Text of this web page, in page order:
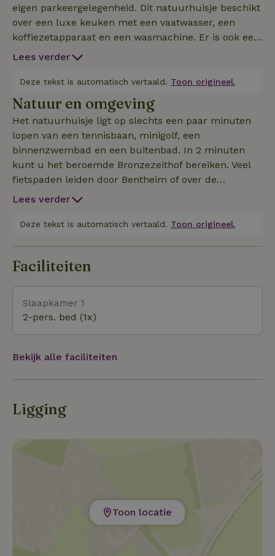
eigen parkeergelegenheid. Dit natuurhuisje beschikt
over een luxe keuken met een vaatwasser, een
koffiezetapparaat en een wasmachine. Er is ook een
televisie en gratis Wifi beschikbaar.
Lees verder
Deze tekst is automatisch vertaald. Toon origineel.
Natuur en omgeving
Het natuurhuisje ligt op slechts een paar minuten
lopen van een tennisbaan, minigolf, een
binnenzwembad en een buitenbad. In 2 minuten
kunt u het beroemde Bronzezeithof bereiken. Veel
fietspaden leiden door Bentheim of over de
Nederlandse grens, en het kunstenaarsdorp
dergelijke zijn beschikbaar bij de accommodatie. De
die fietsers en hun fietsen naar plaatsen als Kasteel
Lees verder
Deze tekst is automatisch vertaald. Toon origineel.
Faciliteiten
Slaapkamer 1
2-pers. bed (1x)
Bekijk alle faciliteiten
Ligging
Toon locatie